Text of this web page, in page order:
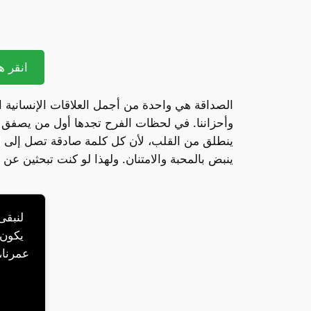
انقر
الصداقة هي واحدة من أجمل العلاقات
وأحزاننا. في لحظات الفرح تجدها أول من
ينطلق من القلب، لأن كل كلمة صادقة تصل إلى
ينبض بالمحبة والامتنان. ولهذا لو كنت تبحثين عن